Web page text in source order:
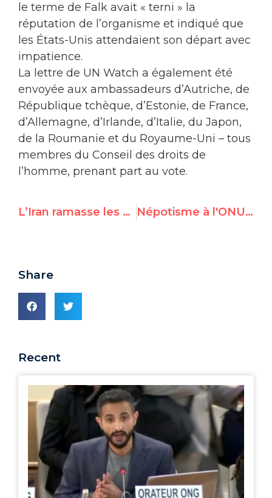
le terme de Falk avait « terni » la
réputation de l’organisme et indiqué que
les États-Unis attendaient son départ avec
impatience.
La lettre de UN Watch a également été
envoyée aux ambassadeurs d’Autriche, de
République tchèque, d’Estonie, de France,
d’Allemagne, d’Irlande, d’Italie, du Japon,
de la Roumanie et du Royaume-Uni – tous
membres du Conseil des droits de
l’homme, prenant part au vote.
L’Iran ramasse les postes convoités des Droits de l’Homme des Nations unies Népotisme à l'ONU dénoncé par UN Watch
Share
Recent